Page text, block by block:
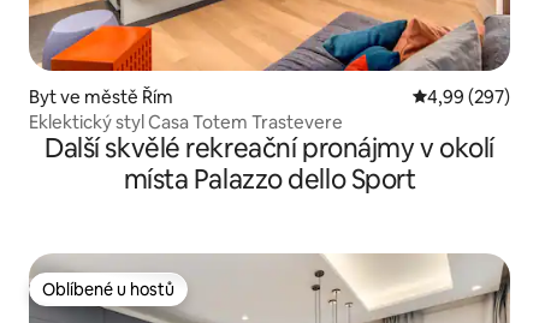
Byt ve městě Řím Průměrné
4,99 (297)
Eklektický styl Casa Totem Trastevere
Další skvělé rekreační pronájmy v okolí
místa Palazzo dello Sport
Oblíbené u hostů
Oblíbené u hostů